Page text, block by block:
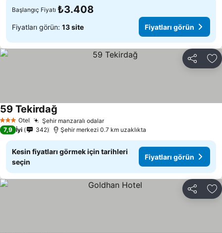
Başlangıç Fiyatı ₺3.408
Fiyatları görün: 13 site Fiyatları görün
Paylaş
3 YıldızOtel Şehir manzaralı odalarFiyatları görün
59 Tekirdağ
7,9 İyi 342 Şehir merkezi 0.7 km uzaklıkta
Kesin fiyatları görmek için tarihleri
seçin
Fiyatları görün
Paylaş